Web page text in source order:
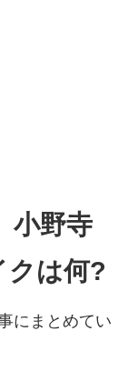
小野寺
クは何?
にまとめてい